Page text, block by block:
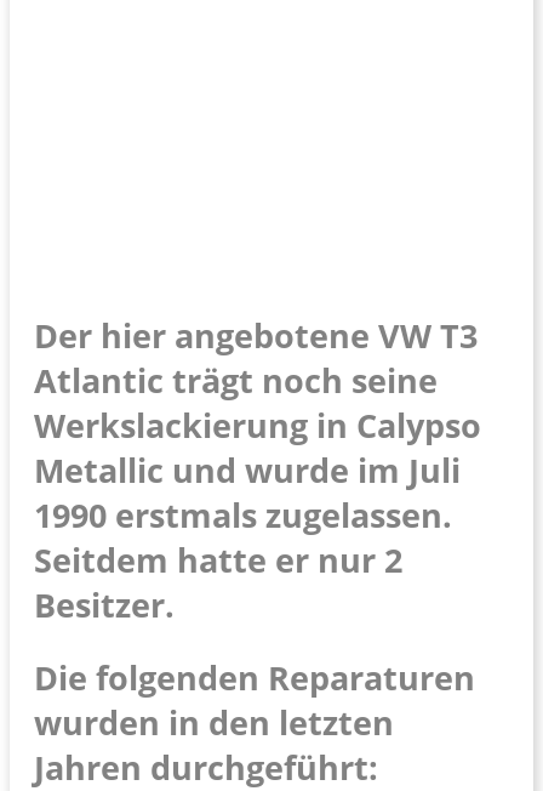
Der hier angebotene VW T3
Atlantic trägt noch seine
Werkslackierung in Calypso
Metallic und wurde im Juli
1990 erstmals zugelassen.
Seitdem hatte er nur 2
Besitzer.
Die folgenden Reparaturen
wurden in den letzten
Jahren durchgeführt: